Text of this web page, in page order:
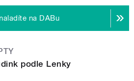
na DABu
podle Lenky